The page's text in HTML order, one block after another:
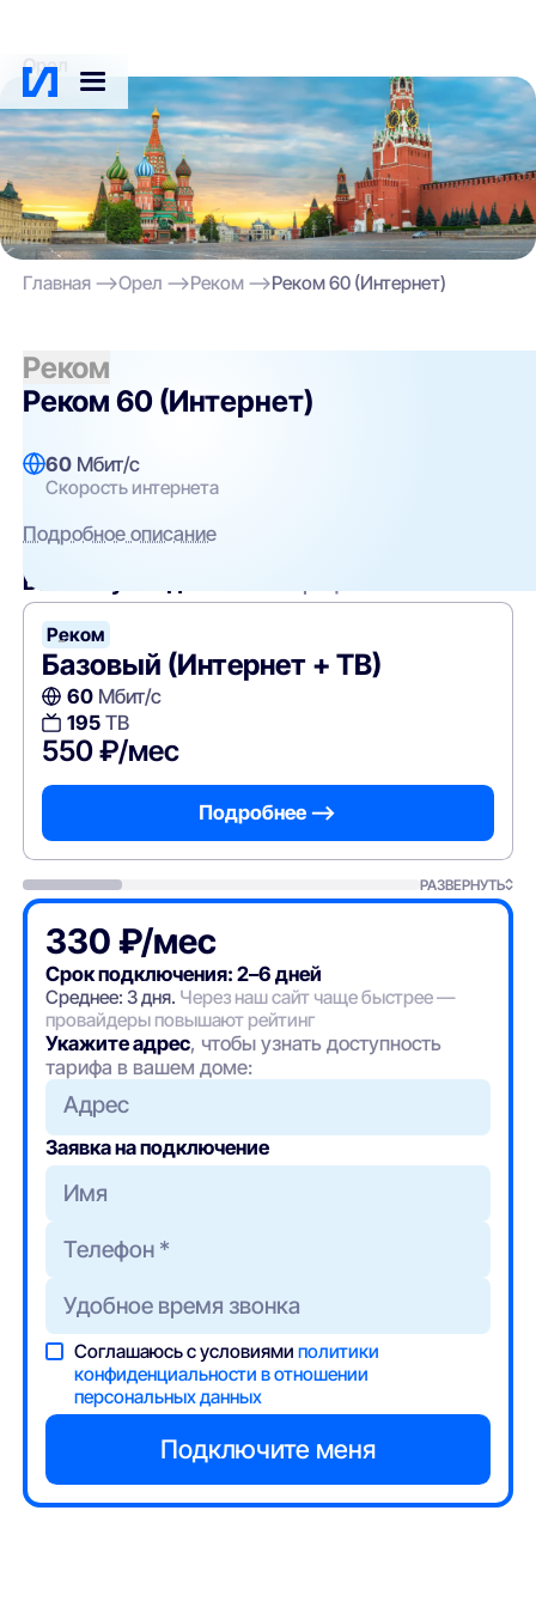
Орел
Главная Орел Реком Реком 60 (Интернет)
Реком
Реком
Реком 60 (Интернет)
60 Мбит/с
Скорость интернета
Подробное описание
Вам могут подойти
-
Реком
Базовый (Интернет + ТВ)
60Мбит/с
195ТВ
550 ₽/мес
Подробнее —>
РАЗВЕРНУТЬ
330 ₽/мес
Срок подключения: 2–6 дней
Среднее: 3 дня. Через наш сайт чаще быстрее —
провайдеры повышают рейтинг
Укажите адрес, чтобы узнать доступность
тарифа в вашем доме:
Адрес
Заявка на подключение
Соглашаюсь с условиямиполитики
конфиденциальности в отношении
персональных данных